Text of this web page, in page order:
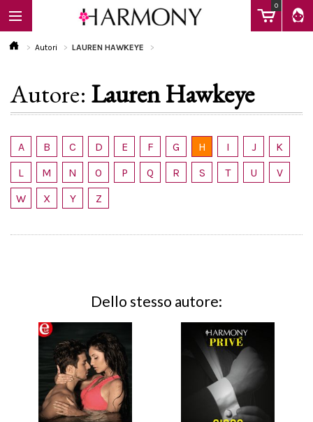
0
EBOOK
LIBRI
Calendario
Autori LAUREN HAWKEYE
Autore: Lauren Hawkeye
A B C D E F G H I J
K
L
M N O P Q R S T U
V
W
X Y Z
Dello stesso autore: